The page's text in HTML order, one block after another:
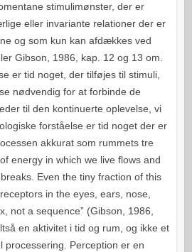
stimulimønster, der er
eller invariante relationer der er
og som kun kan afdækkes ved
Gibson, 1986, kap. 12 og 13 om.
er tid noget, der tilføjes til stimuli,
nødvendig for at forbinde de
til den kontinuerte oplevelse, vi
forståelse er tid noget der er
akkurat som rummets tre
energy in which we live flows and
Even the tiny fraction of this
in the eyes, ears, nose,
not a sequence” (Gibson, 1986,
en aktivitet i tid og rum, og ikke et
processering. Perception er en